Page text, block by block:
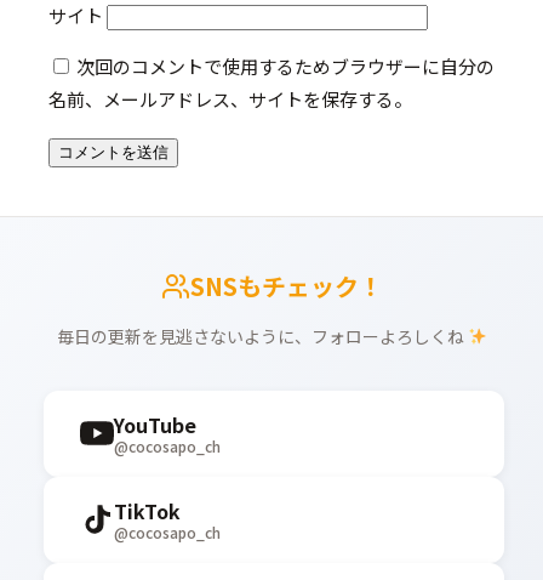
サイト
次回のコメントで使用するためブラウザーに自分の
名前、メールアドレス、サイトを保存する。
SNSもチェック！
毎日の更新を見逃さないように、フォローよろしくね
YouTube
@cocosapo_ch
TikTok
@cocosapo_ch